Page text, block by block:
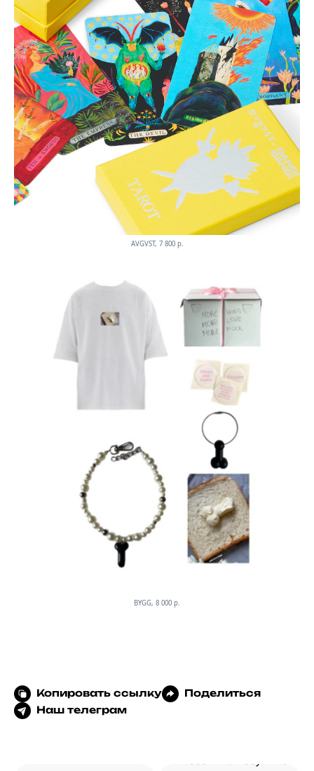
AVGVST, 7 800 p.
BYGG, 8 000 p.
Копировать ссылку
Поделиться
Наш телеграм